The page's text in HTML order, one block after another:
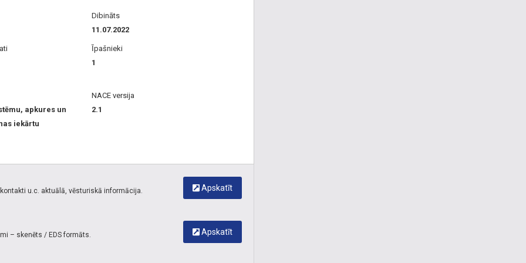
Dibināts
11.07.2022
Īpašnieki
1
apkures un
iekārtu
NACE versija
2.1
Apskatīt
u.c. aktuālā, vēsturiskā informācija.
Apskatīt
– skenēts / EDS formāts.